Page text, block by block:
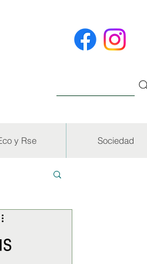
y Rse Sociedad